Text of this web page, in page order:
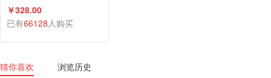
意礼广式蛋黄莲蓉
￥328.00
已有66128人购买
猜你喜欢 浏览历史